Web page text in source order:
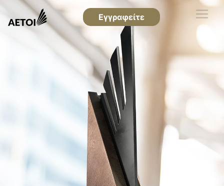
Εγγραφείτε